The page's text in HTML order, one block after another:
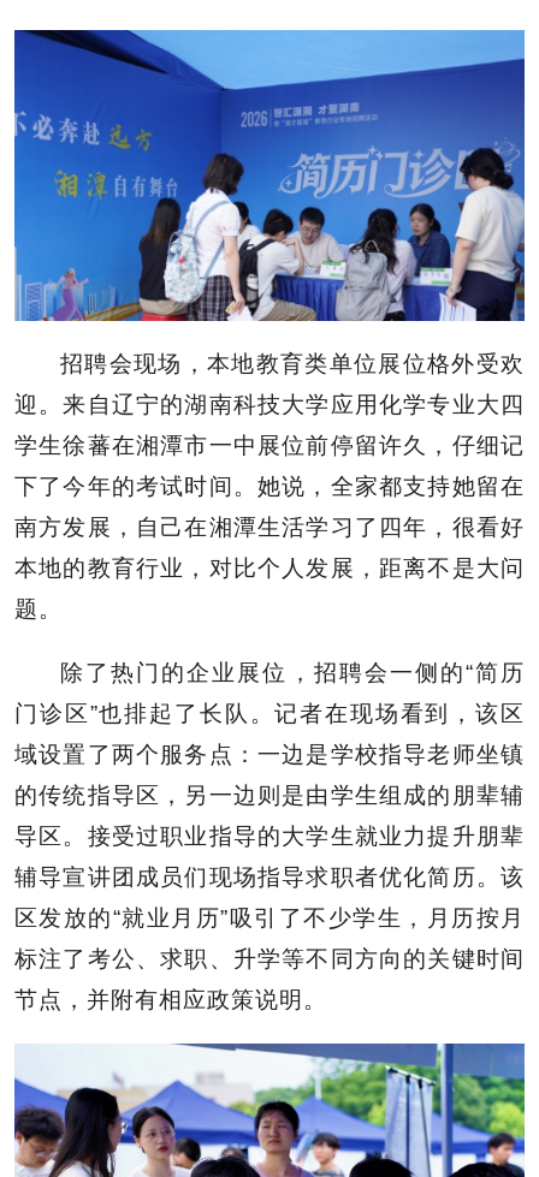
招聘会现场，本地教育类单位展位格外受欢
迎。来自辽宁的湖南科技大学应用化学专业大四
学生徐蕃在湘潭市一中展位前停留许久，仔细记
下了今年的考试时间。她说，全家都支持她留在
南方发展，自己在湘潭生活学习了四年，很看好
本地的教育行业，对比个人发展，距离不是大问
题。
除了热门的企业展位，招聘会一侧的“简历
门诊区”也排起了长队。记者在现场看到，该区
域设置了两个服务点：一边是学校指导老师坐镇
的传统指导区，另一边则是由学生组成的朋辈辅
导区。接受过职业指导的大学生就业力提升朋辈
辅导宣讲团成员们现场指导求职者优化简历。该
区发放的“就业月历”吸引了不少学生，月历按月
标注了考公、求职、升学等不同方向的关键时间
节点，并附有相应政策说明。